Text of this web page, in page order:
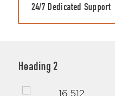
24/7 Dedicated Support
Heading 2